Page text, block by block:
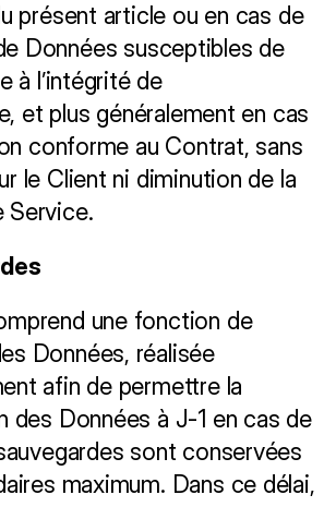
présent article ou en cas de
Données susceptibles de
à l’intégrité de
et plus généralement en cas
conforme au Contrat, sans
le Client ni diminution de la
Service.
une fonction de
Données, réalisée
afin de permettre la
des Données à J-1 en cas de
sont conservées
maximum. Dans ce délai,